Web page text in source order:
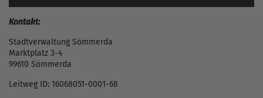
Kontakt:
Stadtverwaltung Sömmerda
Marktplatz 3-4
99610 Sömmerda
Leitweg ID: 16068051-0001-68